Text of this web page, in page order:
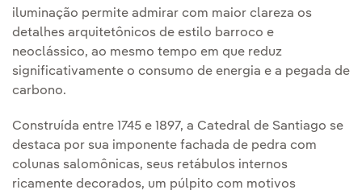
iluminação permite admirar com maior clareza os
detalhes arquitetônicos de estilo barroco e
neoclássico, ao mesmo tempo em que reduz
significativamente o consumo de energia e a pegada de
carbono.
Construída entre 1745 e 1897, a Catedral de Santiago se
destaca por sua imponente fachada de pedra com
colunas salomônicas, seus retábulos internos
ricamente decorados, um púlpito com motivos